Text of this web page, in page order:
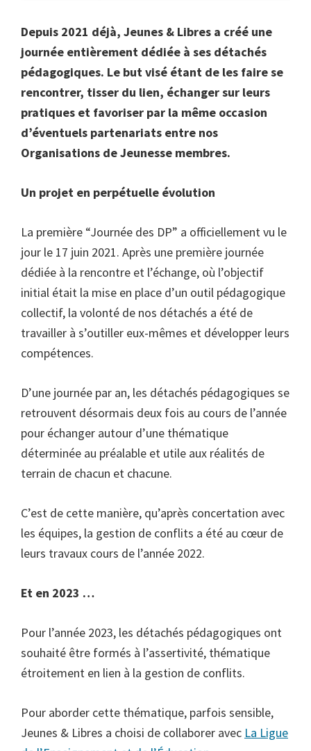
Depuis 2021 déjà, Jeunes & Libres a créé une
journée entièrement dédiée à ses détachés
pédagogiques. Le but visé étant de les faire se
rencontrer, tisser du lien, échanger sur leurs
pratiques et favoriser par la même occasion
d’éventuels partenariats entre nos
Organisations de Jeunesse membres.
Un projet en perpétuelle évolution
La première “Journée des DP” a officiellement vu le
jour le 17 juin 2021. Après une première journée
dédiée à la rencontre et l’échange, où l’objectif
initial était la mise en place d’un outil pédagogique
collectif, la volonté de nos détachés a été de
travailler à s’outiller eux-mêmes et développer leurs
compétences.
D’une journée par an, les détachés pédagogiques se
retrouvent désormais deux fois au cours de l’année
pour échanger autour d’une thématique
déterminée au préalable et utile aux réalités de
terrain de chacun et chacune.
C’est de cette manière, qu’après concertation avec
les équipes, la gestion de conflits a été au cœur de
leurs travaux cours de l’année 2022.
Et en 2023 …
Pour l’année 2023, les détachés pédagogiques ont
souhaité être formés à l’assertivité, thématique
étroitement en lien à la gestion de conflits.
Pour aborder cette thématique, parfois sensible,
Jeunes & Libres a choisi de collaborer avec La Ligue